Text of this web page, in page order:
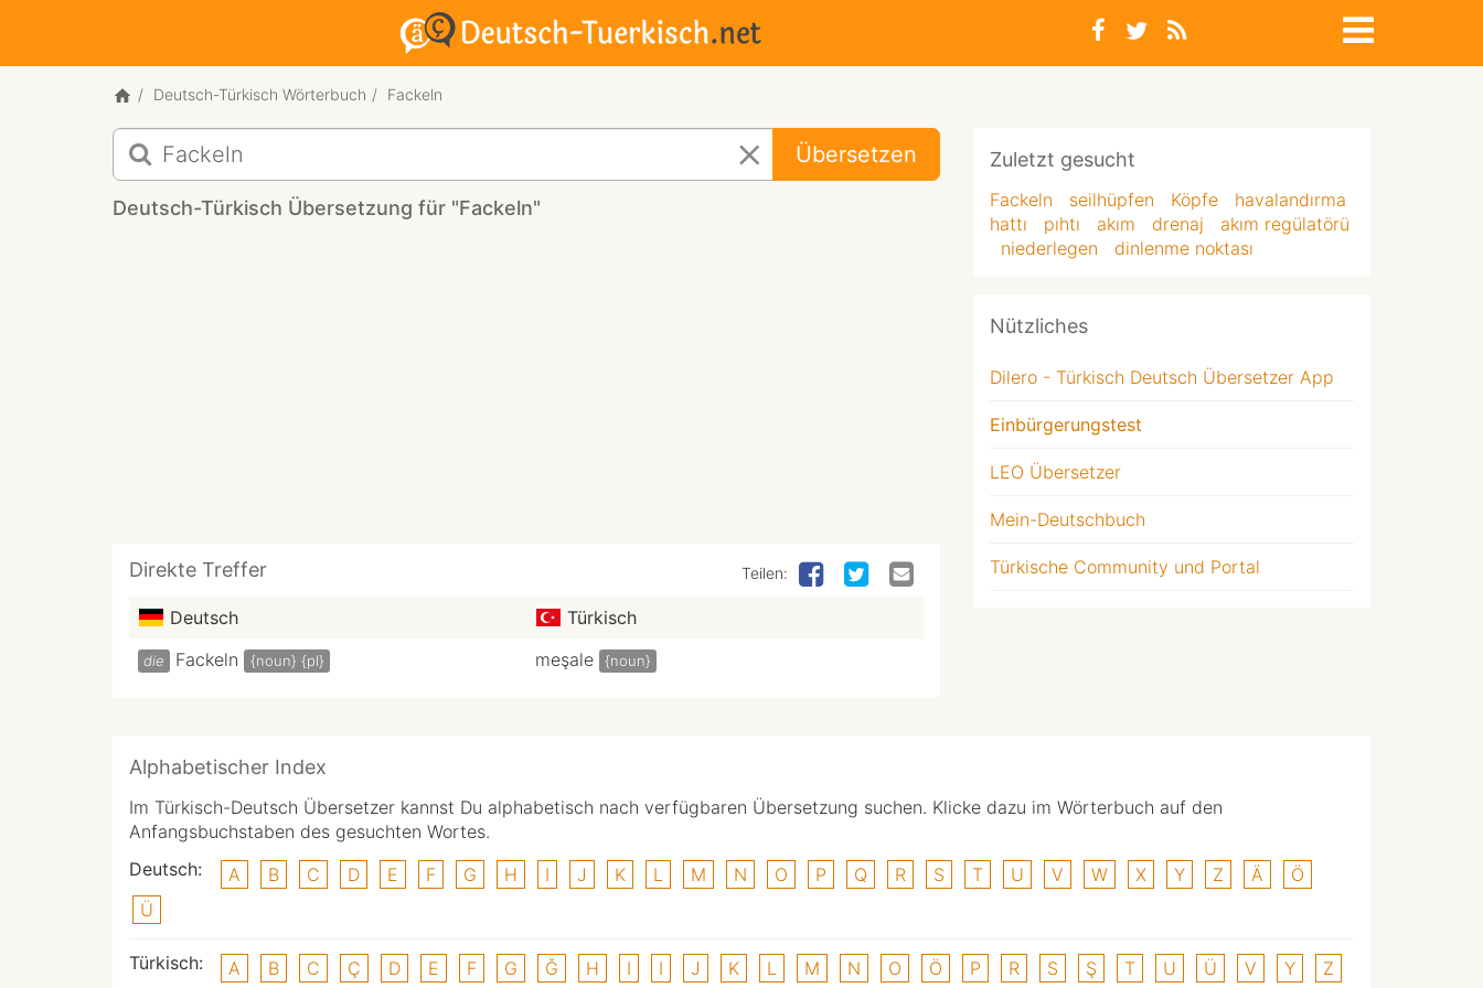
Deutsch-Türkisch Wörterbuch Fackeln
Deutsch-
Türkisch
Übersetzung
für
Übersetzen
Deutsch-Türkisch Übersetzung für "Fackeln"
Direkte Treffer Teilen:
Deutsch Türkisch
die Fackeln {noun} {pl} meşale {noun}
Zuletzt gesucht
Fackeln seilhüpfen Köpfe
havalandırma
hattı
pıhtı akım drenaj
akım regülatörü
niederlegen
dinlenme noktası
Nützliches
Dilero - Türkisch Deutsch Übersetzer App
Einbürgerungstest
LEO Übersetzer
Mein-Deutschbuch
Türkische Community und Portal
Alphabetischer Index
Im Türkisch-Deutsch Übersetzer kannst Du alphabetisch nach verfügbaren Übersetzung suchen. Klicke dazu im Wörterbuch auf den
Anfangsbuchstaben des gesuchten Wortes.
Deutsch:
A B C D E F G H I J K L M N O P Q R S T U V W X Y Z Ä
Ö
Ü
Türkisch: A B C Ç D E F G Ğ H I I J K L M N O Ö P R S Ş T U Ü V Y Z